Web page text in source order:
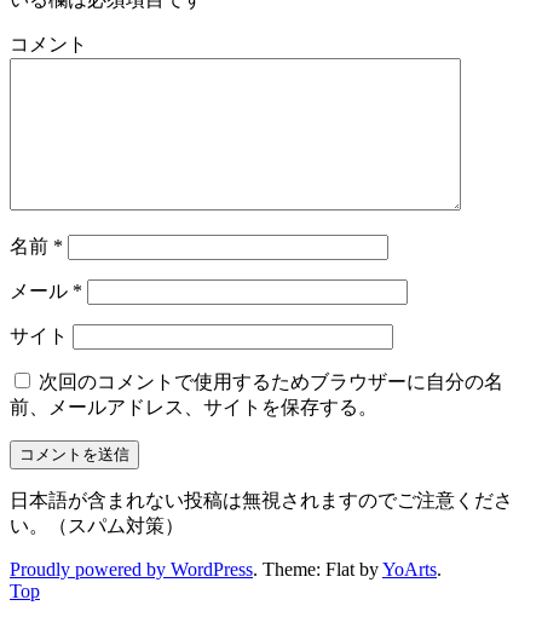
コメント
名前 *
メール *
サイト
次回のコメントで使用するためブラウザーに自分の名
前、メールアドレス、サイトを保存する。
日本語が含まれない投稿は無視されますのでご注意くださ
い。（スパム対策）
Proudly powered by WordPress. Theme: Flat byYoArts.
Top